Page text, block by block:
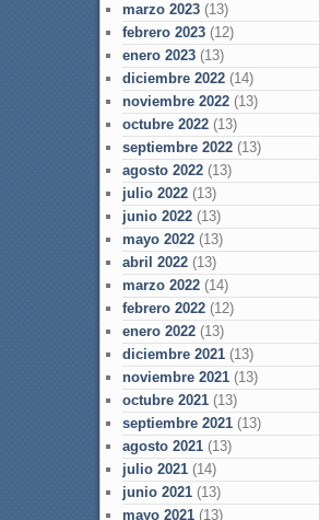
marzo 2023(13)
febrero 2023(12)
enero 2023(13)
diciembre 2022(14)
noviembre 2022(13)
octubre 2022(13)
septiembre 2022(13)
agosto 2022(13)
julio 2022(13)
junio 2022(13)
mayo 2022(13)
abril 2022(13)
marzo 2022(14)
febrero 2022(12)
enero 2022(13)
diciembre 2021(13)
noviembre 2021(13)
octubre 2021(13)
septiembre 2021(13)
agosto 2021(13)
julio 2021(14)
junio 2021(13)
mayo 2021(13)